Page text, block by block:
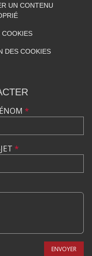
UN CONTENU
DES COOKIES
*
*
ENVOYER